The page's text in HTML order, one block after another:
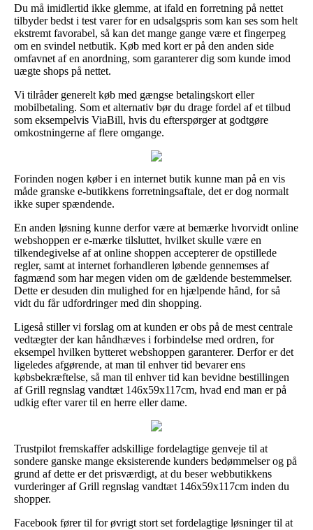
Du må imidlertid ikke glemme, at ifald en forretning på nettet
tilbyder bedst i test varer for en udsalgspris som kan ses som helt
ekstremt favorabel, så kan det mange gange være et fingerpeg
om en svindel netbutik. Køb med kort er på den anden side
omfavnet af en anordning, som garanterer dig som kunde imod
uægte shops på nettet.
Vi tilråder generelt køb med gængse betalingskort eller
mobilbetaling. Som et alternativ bør du drage fordel af et tilbud
som eksempelvis ViaBill, hvis du efterspørger at godtgøre
omkostningerne af flere omgange.
Forinden nogen køber i en internet butik kunne man på en vis
måde granske e-butikkens forretningsaftale, det er dog normalt
ikke super spændende.
En anden løsning kunne derfor være at bemærke hvorvidt online
webshoppen er e-mærke tilsluttet, hvilket skulle være en
tilkendegivelse af at online shoppen accepterer de opstillede
regler, samt at internet forhandleren løbende gennemses af
fagmænd som har megen viden om de gældende bestemmelser.
Dette er desuden din mulighed for en hjælpende hånd, for så
vidt du får udfordringer med din shopping.
Ligeså stiller vi forslag om at kunden er obs på de mest centrale
vedtægter der kan håndhæves i forbindelse med ordren, for
eksempel hvilken bytteret webshoppen garanterer. Derfor er det
ligeledes afgørende, at man til enhver tid bevarer ens
købsbekræftelse, så man til enhver tid kan bevidne bestillingen
af Grill regnslag vandtæt 146x59x117cm, hvad end man er på
udkig efter varer til en herre eller dame.
Trustpilot fremskaffer adskillige fordelagtige genveje til at
sondere ganske mange eksisterende kunders bedømmelser og på
grund af dette er det prisværdigt, at du beser webbutikkens
vurderinger af Grill regnslag vandtæt 146x59x117cm inden du
shopper.
Facebook fører til for øvrigt stort set fordelagtige løsninger til at